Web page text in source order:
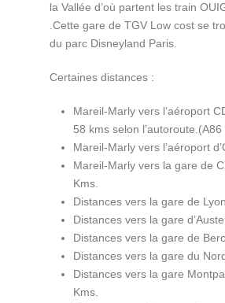
la Vallée d’où partent les train
.Cette gare de TGV Low cost se
du parc Disneyland Paris.
Certaines distances :
Mareil-Marly vers l’aéroport
58 kms selon l’autoroute.(A86
Mareil-Marly vers l’aéroport
Mareil-Marly vers la gare de
Kms.
Distances vers la gare de
Distances vers la gare
Distances vers la gare de
Distances vers la gare du
Distances vers la gare
Kms.